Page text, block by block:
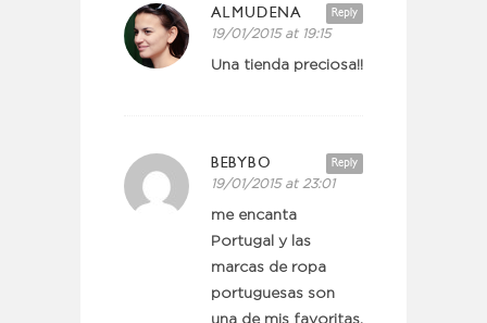
Reply
ALMUDENA
19/01/2015 at 19:15
Una tienda preciosa!!
Reply
BEBYBO
19/01/2015 at 23:01
me encanta
Portugal y las
marcas de ropa
portuguesas son
una de mis favoritas,